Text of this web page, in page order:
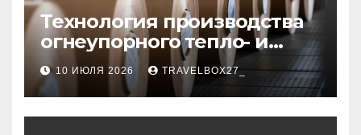
Технология производства
огнеупорного тепло- и
звукоизоляционного
картона из
муллитокремнеземистого
волокна
10 ИЮЛЯ 2026 TRAVELBOX27_